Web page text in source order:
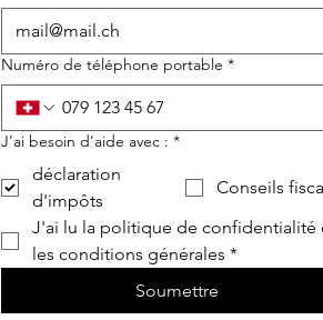
Numéro de téléphone portable *
J'ai besoin d'aide avec : *
déclaration
d'impôts
Conseils
J'ai lu la politique de confidentialité
les conditions générales *
Soumettre